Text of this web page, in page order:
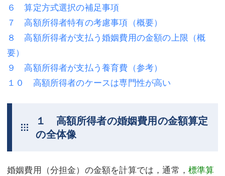
刑事弁護
交通事故
商業登記
債務整理
マスコミ取材・実績
交通事故
不動産登記
調査・書面作成
マスコミ取材・実績
アクセス
６ 算定方式選択の補足事項
７ 高額所得者特有の考慮事項（概要）
８ 高額所得者が支払う婚姻費用の金額の上限（概
要）
９ 高額所得者が支払う養育費（参考）
１０ 高額所得者のケースは専門性が高い
１ 高額所得者の婚姻費用の金額算定
の全体像
婚姻費用（分担金）の金額を計算では，通常， 標準算